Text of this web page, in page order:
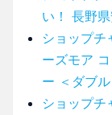
い！ 長野
ショップ
ーズモア
ー ＜ダブル
ショップ